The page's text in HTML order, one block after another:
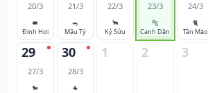
20/3
🐖
Đinh Hợi
21/3
🐀
Mậu Tý
22/3
🐂
Kỷ Sửu
23/3
🐅
Canh Dần
24/3
🐈
Tân Mão
29
27/3
🐎
30
28/3
🐐
1 2 3